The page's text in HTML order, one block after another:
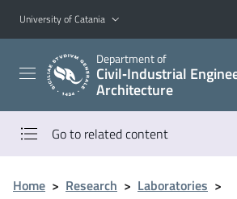
Go to main content
Go to navigation menu
University of Catania
Department of
Civil‑Industrial
Architecture
Go to related content
Home > Research > Laboratories >